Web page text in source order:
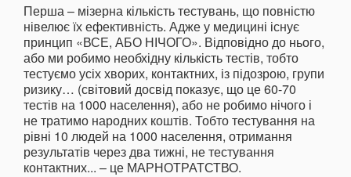
Перша – мізерна кількість тестувань, що повністю
нівелює їх ефективність. Адже у медицині існує
принцип «ВСЕ, АБО НІЧОГО». Відповідно до нього,
або ми робимо необхідну кількість тестів, тобто
тестуємо усіх хворих, контактних, із підозрою, групи
ризику… (світовий досвід показує, що це 60-70
тестів на 1000 населення), або не робимо нічого і
не тратимо народних коштів. Тобто тестування на
рівні 10 людей на 1000 населення, отримання
результатів через два тижні, не тестування
контактних... – це МАРНОТРАТСТВО.